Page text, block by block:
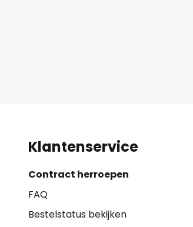
Klantenservice
Contract herroepen
FAQ
Bestelstatus bekijken